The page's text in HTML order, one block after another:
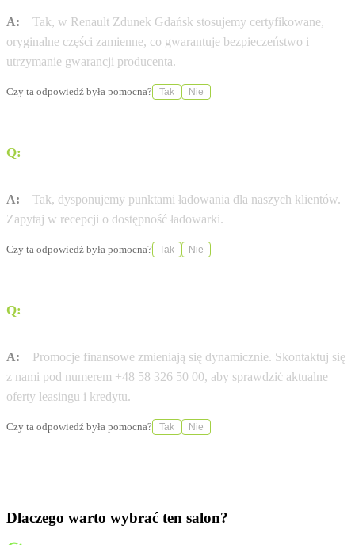
A:
Tak, w Renault Zdunek Gdańsk stosujemy certyfikowane,
oryginalne części zamienne, co gwarantuje bezpieczeństwo i
utrzymanie gwarancji producenta.
Czy ta odpowiedź była pomocna? Tak Nie
Q:
A:
Tak, dysponujemy punktami ładowania dla naszych klientów.
Zapytaj w recepcji o dostępność ładowarki.
Czy ta odpowiedź była pomocna? Tak Nie
Q:
A:
Promocje finansowe zmieniają się dynamicznie. Skontaktuj się
z nami pod numerem +48 58 326 50 00, aby sprawdzić aktualne
oferty leasingu i kredytu.
Czy ta odpowiedź była pomocna? Tak Nie
Dlaczego warto wybrać ten salon?